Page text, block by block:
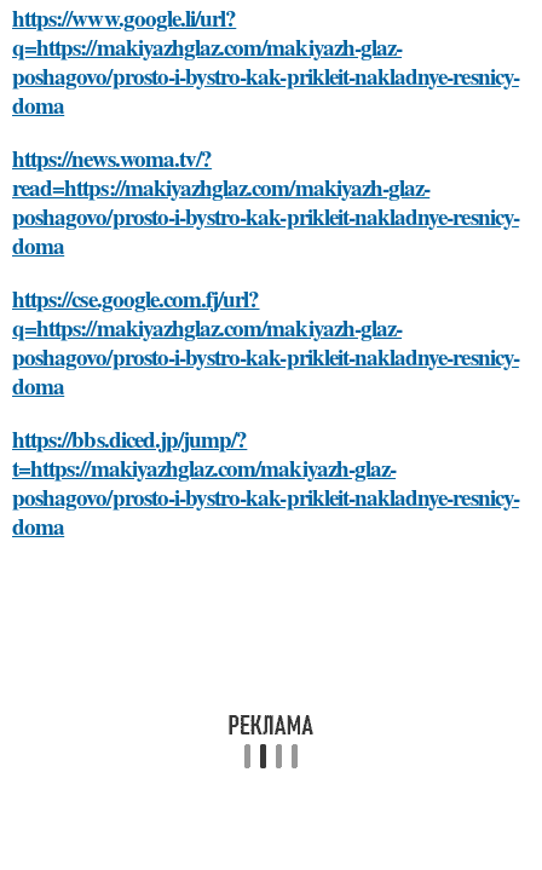
https://www.google.li/url?
q=https://makiyazhglaz.com/makiyazh-glaz-
poshagovo/prosto-i-bystro-kak-prikleit-nakladnye-resnicy-
doma
https://news.woma.tv/?
read=https://makiyazhglaz.com/makiyazh-glaz-
poshagovo/prosto-i-bystro-kak-prikleit-nakladnye-resnicy-
doma
https://cse.google.com.fj/url?
q=https://makiyazhglaz.com/makiyazh-glaz-
poshagovo/prosto-i-bystro-kak-prikleit-nakladnye-resnicy-
doma
https://bbs.diced.jp/jump/?
t=https://makiyazhglaz.com/makiyazh-glaz-
poshagovo/prosto-i-bystro-kak-prikleit-nakladnye-resnicy-
doma